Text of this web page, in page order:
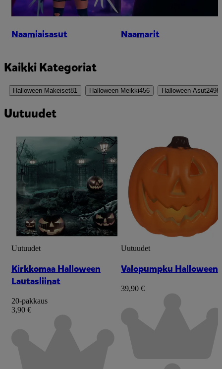
Naamiaisasut Naamarit
Kaikki Kategoriat
Halloween Makeiset81 Halloween Meikki456 Halloween-Asut2498
Uutuudet
Uutuudet
Kirkkomaa Halloween
Lautasliinat
20-pakkaus
3,90 €
Uutuudet
Valopumpku Halloween
39,90 €